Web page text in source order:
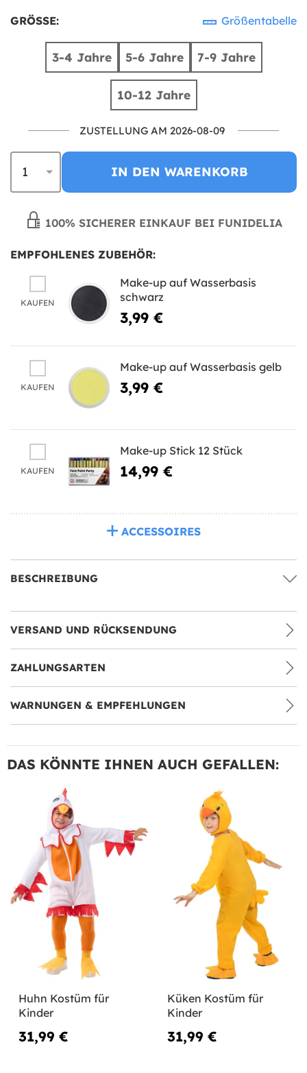
GRÖSSE: Größentabelle
3-4 Jahre 5-6 Jahre 7-9 Jahre
10-12 Jahre
ZUSTELLUNG AM 2026-08-09
IN DEN WARENKORB
100% SICHERER EINKAUF BEI FUNIDELIA
EMPFOHLENES ZUBEHÖR:
KAUFEN
Make-up auf Wasserbasis
schwarz
3,99 €
KAUFEN
Make-up auf Wasserbasis gelb
3,99 €
KAUFEN
Make-up Stick 12 Stück
14,99 €
ACCESSOIRES
BESCHREIBUNG
VERSAND UND RÜCKSENDUNG
ZAHLUNGSARTEN
WARNUNGEN & EMPFEHLUNGEN
DAS KÖNNTE IHNEN AUCH GEFALLEN:
Huhn Kostüm für
Kinder
31,99 €
Küken Kostüm für
Kinder
31,99 €